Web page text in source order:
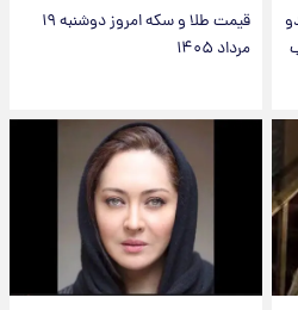
قیمت طلا و سکه امروز دوشنبه ۱۹
مرداد ۱۴۰۵